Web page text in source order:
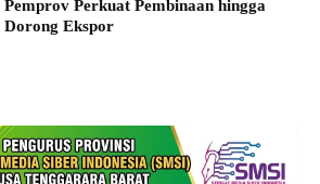
Pemprov Perkuat Pembinaan hingga
Dorong Ekspor